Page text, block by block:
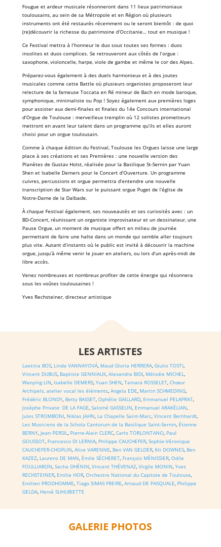
Fougue et ardeur musicale résonneront dans 11 lieux patrimoniaux
toulousains, au sein de sa Métropole et en Région où plusieurs
instruments ont été restaurés récemment ou le seront bientôt : de quoi
(re)découvrir la richesse du patrimoine d’Occitanie… tout en musique !
Ce Festival mettra à l’honneur le duo sous toutes ses formes : duos
insolites et duos complices. Se retrouveront aux côtés de l’orgue :
saxophone, violoncelle, harpe, viole de gambe et même le cor des Alpes.
Préparez-vous également à des duels harmonieux et à des joutes
musicales comme cette Battle où plusieurs organistes proposeront leur
relecture de la fameuse Toccata en Ré mineur de Bach en mode baroque,
symphonique, minimaliste ou Pop ! Soyez également aux premières loges
pour assister aux demi-finales et finales du 14e Concours international
d’Orgue de Toulouse : merveilleux tremplin où 12 solistes prometteurs
mettront en avant leur talent dans un programme qu’ils et elles auront
choisi pour un orgue toulousain.
Comme à chaque édition du Festival, Toulouse les Orgues laisse une large
place à ses créations et ses Premières : une nouvelle version des
Planètes de Gustav Holst, réalisée pour la Basilique St-Sernin par Yuan
Shen et Isabelle Demers pour le Concert d’Ouverture. Un programme
cuivres, percussions et orgue permettra d’entendre une nouvelle
transcription de Star Wars sur le puissant orgue Puget de l’église de
Notre-Dame de la Dalbade.
À chaque Festival également, ses nouveautés et ses curiosités avec : un
BD-Concert, réunissant un organiste improvisateur et un dessinateur, une
Pause Orgue, un moment de musique offert en milieu de journée
permettant de faire une halte dans un monde qui semble aller toujours
plus vite. Autant d’instants où le public est invité à découvrir la machine
orgue, jusqu’à même venir le jouer en ateliers, ou lors d’un après-midi de
libre accès.
Venez nombreuses et nombreux profiter de cette énergie qui résonnera
sous les voûtes toulousaines !
Yves Rechsteiner, directeur artistique
LES ARTISTES
Laetitia BOS, Linda VANNAYOVÁ, Maud Gloria HERRERA, Giulio TOSTI
Vincent DUBUS, Baptiste GENNIAUX, Alexandra BIDI Mélodie MICHEL
Wanying LIN Isabelle DEMERS, Yuan SHEN Tamara ROSSELET, Chœur
Archipels, atelier vocal les éléments, Angela EDE Martin SCHMEDING,
Frédéric BLONDY, Betty BASSET, Ophélie GAILLARD, Emmanuel PELAPRAT,
Josèphe Private: DE LA FAGE Salomé GASSELIN Emmanuel ARAKÉLIAN
Jules STROMBONI Niklas JAHN La Chapelle Saint-Marc, Vincent Bernhardt,
Les Musiciens de la Schola Cantorum de la Basilique Saint-Sernin, Étienne
BERNY, Jean PERSIL Pierre-Alain CLERC, Carlo TORLONTANO, Paul
GOUSSOT, Francesco DI LERNIA, Philippe CAUCHEFER, Sophie-Véronique
CAUCHEFER-CHOPLIN Alice VARENNE Ben VAN GELDER, Kit DOWNES, Ben
KAZEZ, Laurens DE MAN Émile SÉCHERET, François MÉNISSIER, Odile
FOULLIARON Sacha DHÉNIN Vincent THÉVENAZ, Virgile MONIN Yves
RECHSTEINER, Emilie HOR, Orchestre National du Capitole de Toulouse
Emilien PRODHOMME Tiago SIMAS FREIRE Arnaud DE PASQUALE Philippe
GELDA, Hervé SUHUBIETTE
GALERIE PHOTOS